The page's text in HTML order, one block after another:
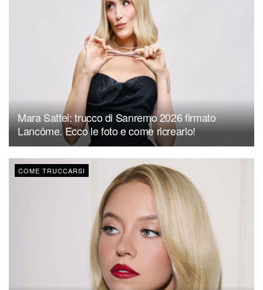
Mara Sattei: trucco di Sanremo 2026 firmato
Lancôme. Ecco le foto e come ricrearlo!
COME TRUCCARSI